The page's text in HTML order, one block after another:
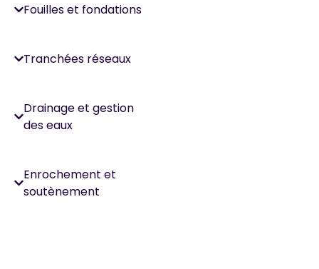
Fouilles et fondations
Tranchées réseaux
Drainage et gestion
des eaux
Enrochement et
soutènement